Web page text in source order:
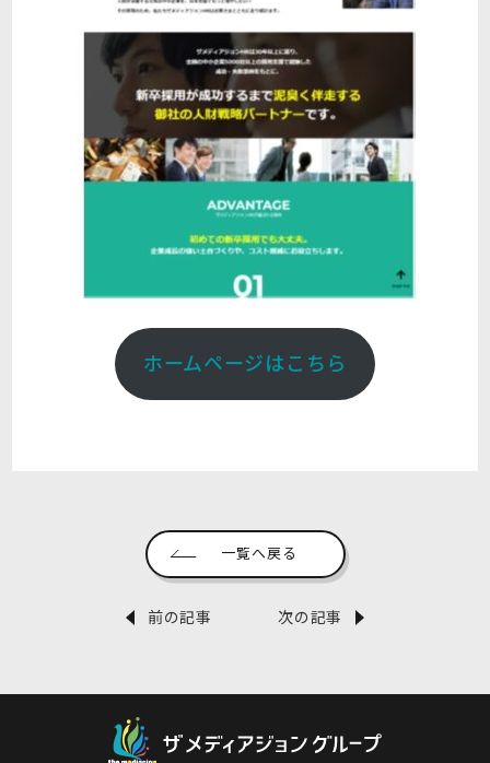
ホームページはこちら
前の記事
一覧へ戻る
次の記事